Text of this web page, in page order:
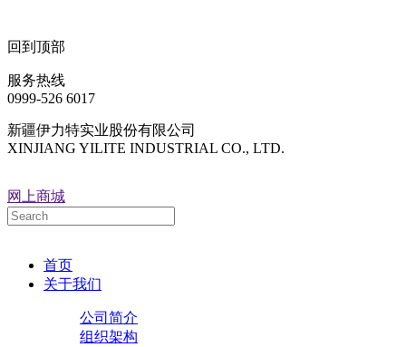
回到顶部
服务热线
0999-526 6017
新疆伊力特实业股份有限公司
XINJIANG YILITE INDUSTRIAL CO., LTD.
网上商城
首页
关于我们
公司简介
组织架构